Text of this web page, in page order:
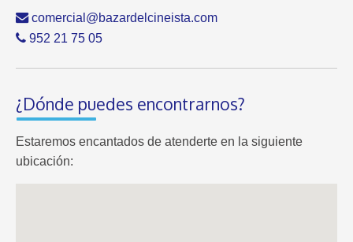
comercial@bazardelcineista.com
952 21 75 05
¿Dónde puedes encontrarnos?
Estaremos encantados de atenderte en la siguiente
ubicación: